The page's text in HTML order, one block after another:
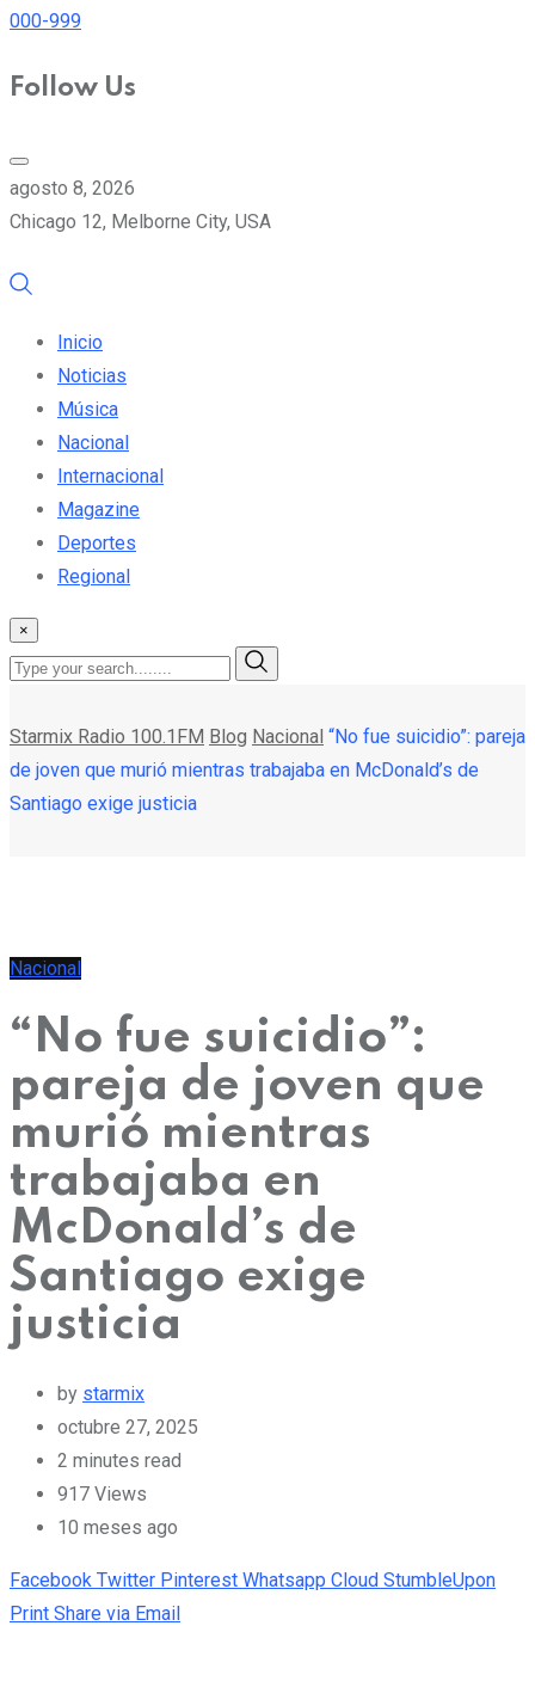
000-999
Follow Us
agosto 8, 2026
Chicago 12, Melborne City, USA
Inicio
Noticias
Música
Nacional
Internacional
Magazine
Deportes
Regional
×
Starmix Radio 100.1FM Blog Nacional “No fue suicidio”: pareja
de joven que murió mientras trabajaba en McDonald’s de
Santiago exige justicia
Nacional
“No fue suicidio”:
pareja de joven que
murió mientras
trabajaba en
McDonald’s de
Santiago exige
justicia
by starmix
octubre 27, 2025
2 minutes read
917 Views
10 meses ago
Facebook Twitter Pinterest Whatsapp Cloud StumbleUpon
Print Share via Email